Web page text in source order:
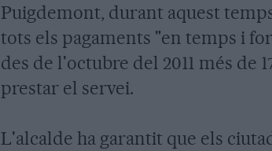
Puigdemont, durant aquest
tots els pagaments "en temps i
des de l'octubre del 2011 més de
prestar el servei.
L'alcalde ha garantit que els